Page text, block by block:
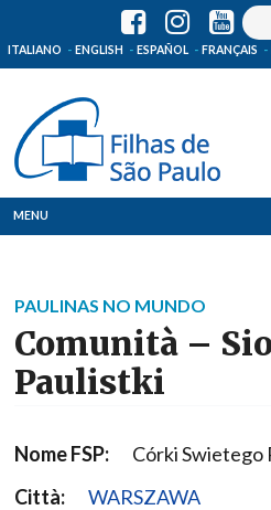
ITALIANO ENGLISH ESPAÑOL FRANÇAIS
MENU
Onde Estamos
Notícias
PAULINAS NO MUNDO
Comunità –
Paulistki
Nome FSP:
Córki Swietego
Città:
WARSZAWA